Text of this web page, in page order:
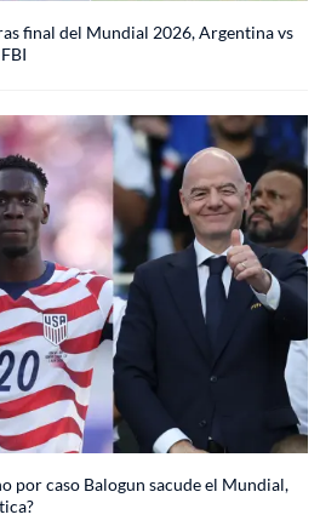
final del Mundial 2026, Argentina vs
por caso Balogun sacude el Mundial,